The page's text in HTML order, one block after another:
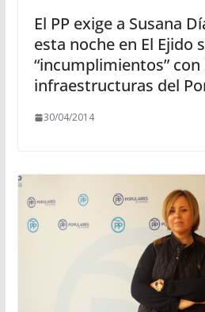
El PP exige a Susana
esta noche en El Ejido
“incumplimientos” con
infraestructuras del
30/04/2014